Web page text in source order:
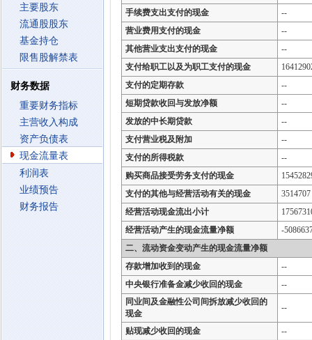
主要股东
流通股股东
基金持仓
限售股解禁表
财务数据
重要财务指标
主营收入构成
资产负债表
现金流量表
利润表
业绩预告
财务报告
手续费支出支付的现金
--
营业费用支付的现金
--
其他营业支出支付的现金
--
支付给职工以及为职工支付的现金
支付的定期存款
--
短期贷款收回与发放净额
--
发放的中长期贷款
--
支付营业税及附加
--
支付的所得税款
--
购买商品接受劳务支付的现金
支付的其他与经营活动有关的现金
3514707
经营活动现金流出小计
经营活动产生的现金流量净额
-
二、流动资金变动产生的现金流量净额
存款增加收到的现金
--
中央银行准备金减少收回的现金
--
同业间及金融性公司间拆放减少收回的
现金
--
贴现减少收回的现金
--